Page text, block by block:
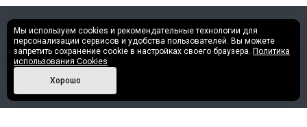
©2013 - 2026 Все права защищены.
Политика конфиденциальности
Мы используем cookies и рекомендательные технологии для
персонализации сервисов и удобства пользователей. Вы можете
запретить сохранение cookie в настройках своего браузера. Политика
использования Cookies
Хорошо